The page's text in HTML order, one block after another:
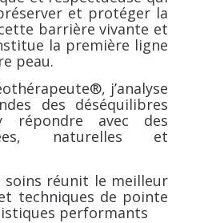
et protéger la
barrière vivante et
la première ligne
peau.
j’analyse
des déséquilibres
répondre avec des
naturelles et
soins réunit le meilleur
techniques de pointe
performants